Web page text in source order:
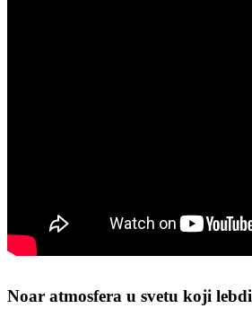
Noar atmosfera u svetu koji lebdi